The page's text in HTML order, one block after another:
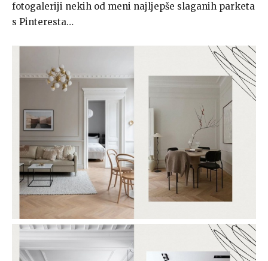
fotogaleriji nekih od meni najljepše slaganih parketa
s Pinteresta…